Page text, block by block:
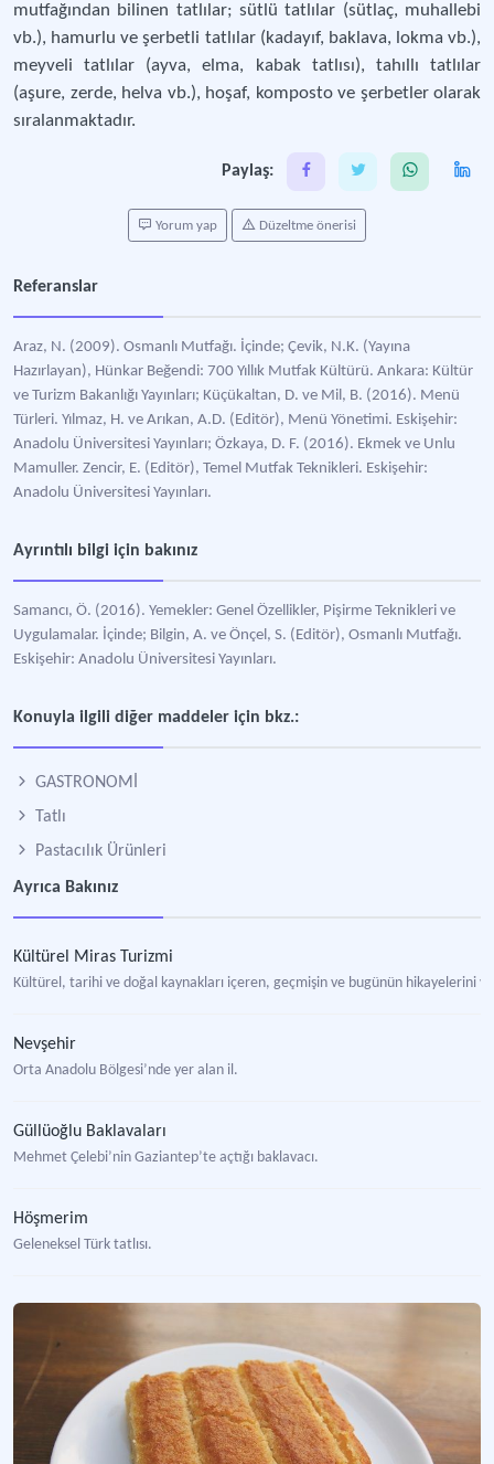
mutfağından bilinen tatlılar; sütlü tatlılar (sütlaç, muhallebi
vb.), hamurlu ve şerbetli tatlılar (kadayıf, baklava, lokma vb.),
meyveli tatlılar (ayva, elma, kabak tatlısı), tahıllı tatlılar
(aşure, zerde, helva vb.), hoşaf, komposto ve şerbetler olarak
sıralanmaktadır.
Paylaş:
Yorum yap Düzeltme önerisi
Referanslar
Araz, N. (2009). Osmanlı Mutfağı. İçinde; Çevik, N.K. (Yayına
Hazırlayan), Hünkar Beğendi: 700 Yıllık Mutfak Kültürü. Ankara: Kültür
ve Turizm Bakanlığı Yayınları; Küçükaltan, D. ve Mil, B. (2016). Menü
Türleri. Yılmaz, H. ve Arıkan, A.D. (Editör), Menü Yönetimi. Eskişehir:
Anadolu Üniversitesi Yayınları; Özkaya, D. F. (2016). Ekmek ve Unlu
Mamuller. Zencir, E. (Editör), Temel Mutfak Teknikleri. Eskişehir:
Anadolu Üniversitesi Yayınları.
Ayrıntılı bilgi için bakınız
Samancı, Ö. (2016). Yemekler: Genel Özellikler, Pişirme Teknikleri ve
Uygulamalar. İçinde; Bilgin, A. ve Önçel, S. (Editör), Osmanlı Mutfağı.
Eskişehir: Anadolu Üniversitesi Yayınları.
Konuyla ilgili diğer maddeler için bkz.:
GASTRONOMİ
Tatlı
Pastacılık Ürünleri
Ayrıca Bakınız
Kültürel Miras Turizmi
Kültürel, tarihi ve doğal kaynakları içeren, geçmişin ve bugünün hikayelerini
Nevşehir
Orta Anadolu Bölgesi’nde yer alan il.
Güllüoğlu Baklavaları
Mehmet Çelebi’nin Gaziantep’te açtığı baklavacı.
Höşmerim
Geleneksel Türk tatlısı.
Nar Kadın ile Edremit’in Yöresel Tatları Projesi
"Gülbeşeker: Türk Tatlıları Tarihi" Başlıklı Kitap
Osmanlı mutfağının başlıca tatlı ve şekerlemelerin tarih içinde gelişmeleri